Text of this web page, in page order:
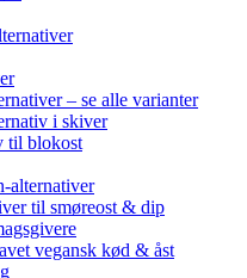
– se alle varianter
i skiver
til blokost
alternativer
til smøreost & dip
vegansk kød & åst